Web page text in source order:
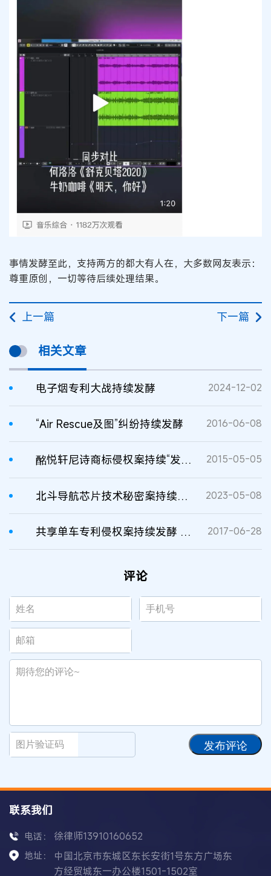
事情发酵至此，支持两方的都大有人在，大多数网友表示：
尊重原创，一切等待后续处理结果。
上一篇 下一篇
相关文章
电子烟专利大战持续发酵 2024-12-02
“Air Rescue及图”纠纷持续发酵 2016-06-08
酩悦轩尼诗商标侵权案持续“发酵” 2015-05-05
北斗导航芯片技术秘密案持续发酵 2023-05-08
共享单车专利侵权案持续发酵 专家：专利不可共用 2017-06-28
评论
发布评论
联系我们
电话： 徐律师13910160652
地址：
中国北京市东城区东长安街1号东方广场东
方经贸城东一办公楼1501-1502室